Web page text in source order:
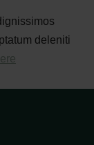
deleniti